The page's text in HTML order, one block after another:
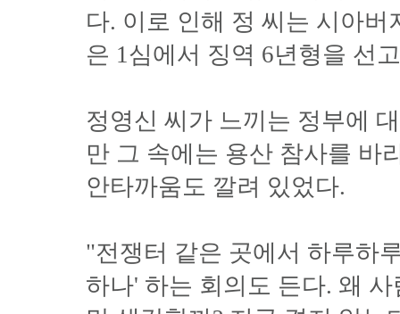
다. 이로 인해 정 씨는 시아
은 1심에서 징역 6년형을 선
정영신 씨가 느끼는 정부에
만 그 속에는 용산 참사를 바
안타까움도 깔려 있었다.
"전쟁터 같은 곳에서 하루하
하나' 하는 회의도 든다. 왜